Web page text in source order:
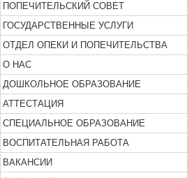
ПОПЕЧИТЕЛЬСКИЙ СОВЕТ
ГОСУДАРСТВЕННЫЕ УСЛУГИ
ОТДЕЛ ОПЕКИ И ПОПЕЧИТЕЛЬСТВА
О НАС
ДОШКОЛЬНОЕ ОБРАЗОВАНИЕ
АТТЕСТАЦИЯ
СПЕЦИАЛЬНОЕ ОБРАЗОВАНИЕ
ВОСПИТАТЕЛЬНАЯ РАБОТА
ВАКАНСИИ